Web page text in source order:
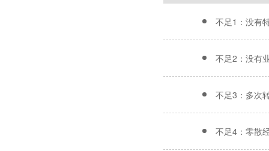
不足1：没有
不足2：没有
不足3：多次
不足4：零散